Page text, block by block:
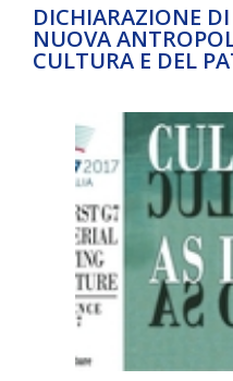
DICHIARAZIONE
NUOVA
CULTURA E DEL